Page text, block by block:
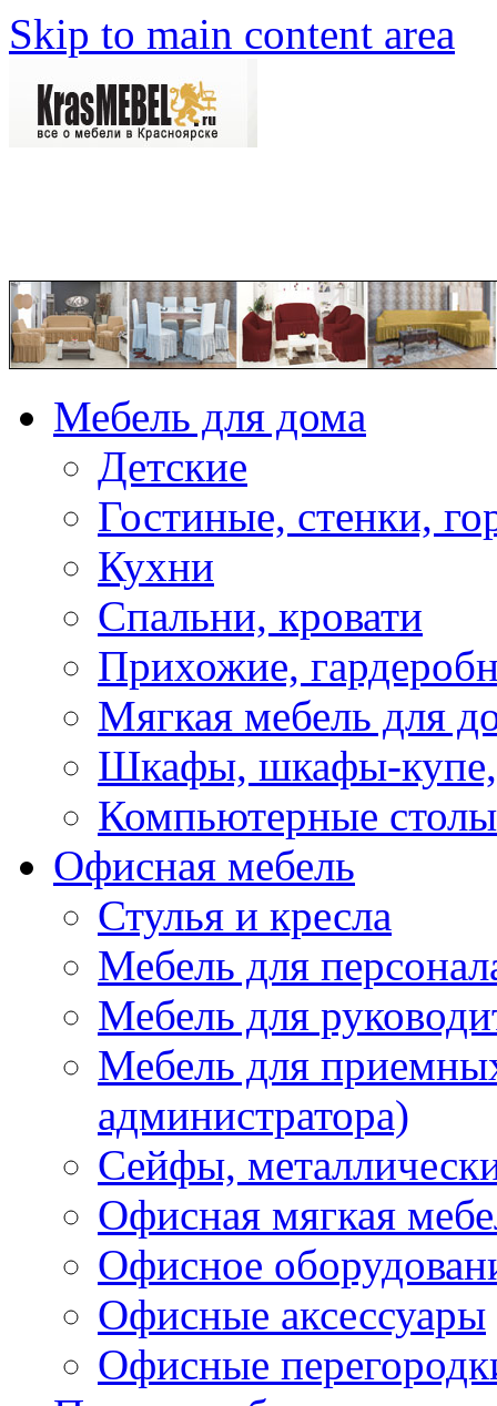
Skip to main content area
Мебель для дома
Детские
Гостиные, стенки,
Кухни
Спальни, кровати
Прихожие,
Мягкая мебель для
Шкафы, шкафы-купе,
Компьютерные столы
Офисная мебель
Стулья и кресла
Мебель для
Мебель для
Мебель для
администратора)
Сейфы,
Офисная мягкая
Офисное
Офисные аксессуары
Офисные